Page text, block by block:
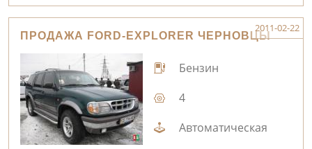
ПРОДАЖА FORD-EXPLORER ЧЕРНОВЦЫ
2011-02-22
Бензин
4
Автоматическая